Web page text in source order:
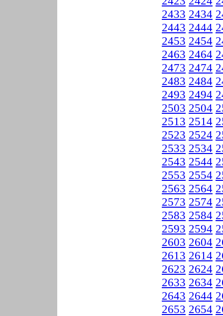
2433 2434
2443 2444
2453 2454
2463 2464
2473 2474
2483 2484
2493 2494
2503 2504
2513 2514
2523 2524
2533 2534
2543 2544
2553 2554
2563 2564
2573 2574
2583 2584
2593 2594
2603 2604
2613 2614
2623 2624
2633 2634
2643 2644
2653 2654